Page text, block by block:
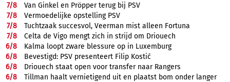
7/8
Van Ginkel en Pröpper terug bij PSV
7/8
Vermoedelijke opstelling PSV
7/8
Tuchtzaak succesvol, Veerman mist alleen Fortuna
7/8
Celta de Vigo mengt zich in strijd om Driouech
6/8
Kalma loopt zware blessure op in Luxemburg
6/8
Bevestigd: PSV presenteert Filip Kostić
6/8
Driouech staat open voor transfer naar Rangers
6/8
Tillman haalt vernietigend uit en plaatst bom onder langer